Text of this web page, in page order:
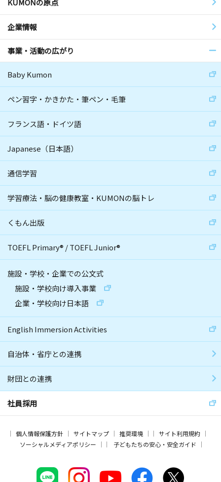
KUMONの原点
企業情報
事業・活動の広がり
Baby Kumon
ペン習字・かきかた・筆ペン・毛筆
フランス語・ドイツ語
Japanese（日本語）
通信学習
学習療法・脳の健康教室・KUMONの脳トレ
くもん出版
TOEFL Primary® /TOEFL Junior®
施設・学校・企業での公文式
施設・学校向け導入事業
企業・学校向け日本語
English Immersion Activities
自治体・省庁との連携
財団との連携
社員採用
個人情報保護方針 サイトマップ 推奨環境
サイト利用規約
ソーシャルメディアポリシー
子どもたちの安心・安全ガイド